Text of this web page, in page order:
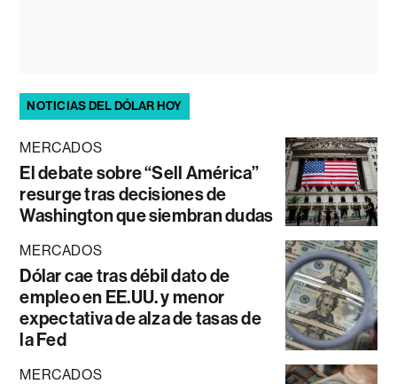
NOTICIAS DEL DÓLAR HOY
MERCADOS
El debate sobre “Sell América”
resurge tras decisiones de
Washington que siembran dudas
MERCADOS
Dólar cae tras débil dato de
empleo en EE.UU. y menor
expectativa de alza de tasas de
la Fed
MERCADOS